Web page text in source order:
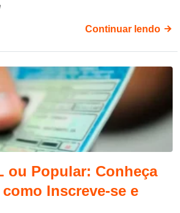
Continuar lendo
ou Popular: Conheça
Inscreve-se e